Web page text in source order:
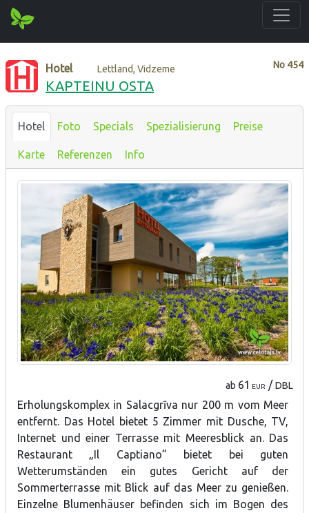
No 454
Hotel Lettland, Vidzeme
KAPTEINU OSTA
Hotel Foto Specials Spezialisierung Preise
Karte Referenzen Info
ab 61 EUR /DBL
Erholungskomplex in Salacgrīva nur 200 m vom Meer
entfernt. Das Hotel bietet 5 Zimmer mit Dusche, TV,
Internet und einer Terrasse mit Meeresblick an. Das
Restaurant „Il Captiano” bietet bei guten
Wetterumständen ein gutes Gericht auf der
Sommerterrasse mit Blick auf das Meer zu genießen.
Einzelne Blumenhäuser befinden sich im Bogen des